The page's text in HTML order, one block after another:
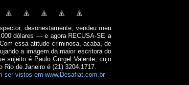
desonestamente, vendeu meu
dólares — e agora RECUSA-SE a
essa atitude criminosa, acaba, de
a imagem da maior escritora do
sujeito é Paulo Gurgel Valente, cujo
Rio de Janeiro é (21) 3204.1717.
ser vistos em www.Desafiat.com.br